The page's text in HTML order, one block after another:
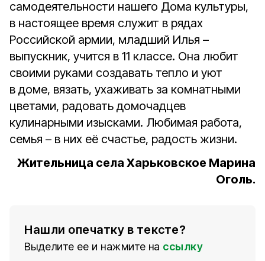
самодеятельности нашего Дома культуры,
в настоящее время служит в рядах
Российской армии, младший Илья –
выпускник, учится в 11 классе. Она любит
своими руками создавать тепло и уют
в доме, вязать, ухаживать за комнатными
цветами, радовать домочадцев
кулинарными изысками. Любимая работа,
семья – в них её счастье, радость жизни.
Жительница села Харьковское Марина
Оголь.
Нашли опечатку в тексте?
Выделите ее и нажмите на ссылку